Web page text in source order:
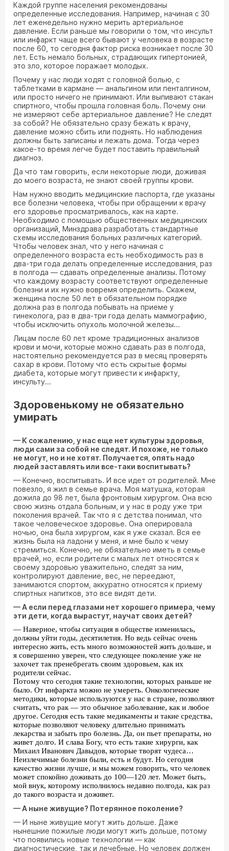
Каждой группе населения рекомендованы
определенные исследования. Например, начиная с 30
лет еженедельно нужно мерить артериальное
давление. Если раньше мы говорили о том, что инсульт
или инфаркт чаще всего бывают у человека в возрасте
после 60, то сегодня фактор риска возникает после 30
лет. Есть немало больных, страдающих гипертонией,
это зло, которое поражает молодых.
Почему у нас люди ходят с головной болью, с
таблетками в кармане — анальгином или пенталгином,
или просто ничего не принимают. Или выпивают стакан
спиртного, чтобы прошла головная боль. Почему они
не измеряют себе артериальное давление? Не следят
за собой? Не обязательно сразу бежать к врачу,
давление можно сбить или поднять. Но наблюдения
должны быть записаны и лежать дома. Тогда через
какое-то время легче будет поставить правильный
диагноз.
Да что там говорить, если некоторые люди, доживая
до моего возраста, не знают своей группы крови.
Нам нужно вводить медицинские паспорта, где указаны
все болезни человека, чтобы при обращении к врачу
его здоровье просматривалось, как на карте.
Необходимо с помощью общественных медицинских
организаций, Минздрава разработать стандартные
схемы исследования больных различных категорий.
Чтобы человек знал, что у него начиная с
определенного возраста есть необходимость раз в
два-три года делать определенные исследования, раз
в полгода — сдавать определенные анализы. Потому
что каждому возрасту соответствуют определенные
болезни и их нужно вовремя определить. Скажем,
женщина после 50 лет в обязательном порядке
должна раз в полгода побывать на приеме у
гинеколога, раз в два-три года делать маммографию,
чтобы исключить опухоль молочной железы...
Лицам после 60 лет кроме традиционных анализов
крови и мочи, которые можно сдавать раз в полгода,
настоятельно рекомендуется раз в месяц проверять
сахар в крови. Потому что есть скрытые формы
диабета, которые могут привести к инфаркту,
инсульту...
Здоровенькому не обязательно
умирать
— К сожалению, у нас еще нет культуры здоровья,
люди сами за собой не следят. И похоже, не только
не могут, но и не хотят. Получается, опять надо
людей заставлять или все-таки воспитывать?
— Конечно, воспитывать. И все идет от родителей. Мне
повезло, я жил в семье врача. Моя матушка, которая
дожила до 98 лет, была фронтовым хирургом. Она всю
свою жизнь отдала больным, и у нас в роду уже три
поколения врачей. Так что я с детства понимал, что
такое человеческое здоровье. Она оперировала
ночью, она была хирургом, как я уже сказал. Вся ее
жизнь была на ладони у меня, и мне было к чему
стремиться. Конечно, не обязательно иметь в семье
врачей, но, если родители с малых лет относятся к
своему здоровью уважительно, следят за ним,
контролируют давление, вес, не переедают,
занимаются спортом, аккуратно относятся к приему
спиртных напитков, это все видят дети.
— А если перед глазами нет хорошего примера, чему
эти дети, когда вырастут, научат своих детей?
— Наверное, чтобы ситуация в обществе изменилась,
должны уйти годы, десятилетия. Но ведь сейчас очень
интересно жить, есть много возможностей жить дольше, и
я совершенно уверен, что следующее поколение уже не
захочет так пренебрегать своим здоровьем, как их
родители сейчас.
Потому что сегодня такие технологии, которых раньше не
было. От инфаркта можно не умереть. Онкологические
методики, которые используются у нас в стране, позволяют
считать, что рак — это обычное заболевание, как и любое
другое. Сегодня есть такие медикаменты и такие средства,
которые позволяют человеку длительно принимать
лекарства и забыть про болезнь. Да, он пьет препараты, но
живет долго. И слава Богу, что есть такие хирурги, как
Михаил Иванович Давыдов, которые творят чудеса…
Неизлечимые болезни были, есть и будут. Но сегодня
качество жизни лучше, и мы можем говорить, что человек
может спокойно доживать до 100—120 лет. Может быть,
мой внук, которому исполнилось недавно полгода, как раз
до такого возраста и доживет.
— А ныне живущие? Потерянное поколение?
— И ныне живущие могут жить дольше. Даже
нынешние пожилые люди могут жить дольше, потому
что появились новые технологии — как
диагностические, так и лечебные. Но человек должен